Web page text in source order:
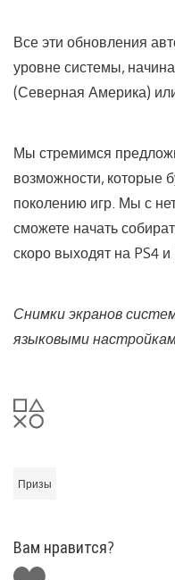
Все эти обновления
уровне системы,
(Северная Америка)
Мы стремимся
возможности, которые
поколению игр. Мы с
сможете начать
скоро выходят на PS4 и
Снимки экранов
языковыми
Призы
Вам нравится?
Поставить